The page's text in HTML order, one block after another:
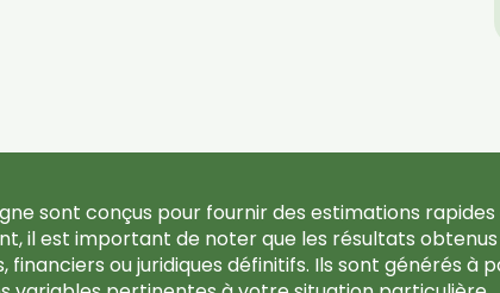
sont conçus pour fournir des estimations
il est important de noter que les résultats
financiers ou juridiques définitifs. Ils sont générés